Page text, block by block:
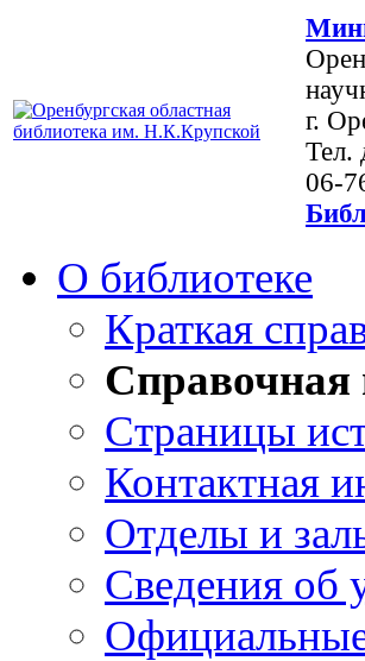
г.
Тел.
06-
О библиотеке
Краткая
Страницы
Контактная
Отделы и
Сведения об